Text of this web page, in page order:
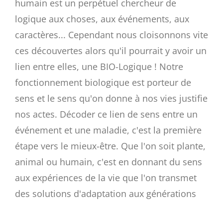
humain est un perpétuel chercheur de
logique aux choses, aux événements, aux
caractères... Cependant nous cloisonnons vite
ces découvertes alors qu'il pourrait y avoir un
lien entre elles, une BIO-Logique ! Notre
fonctionnement biologique est porteur de
sens et le sens qu'on donne à nos vies justifie
nos actes. Décoder ce lien de sens entre un
événement et une maladie, c'est la première
étape vers le mieux-être. Que l'on soit plante,
animal ou humain, c'est en donnant du sens
aux expériences de la vie que l'on transmet
des solutions d'adaptation aux générations